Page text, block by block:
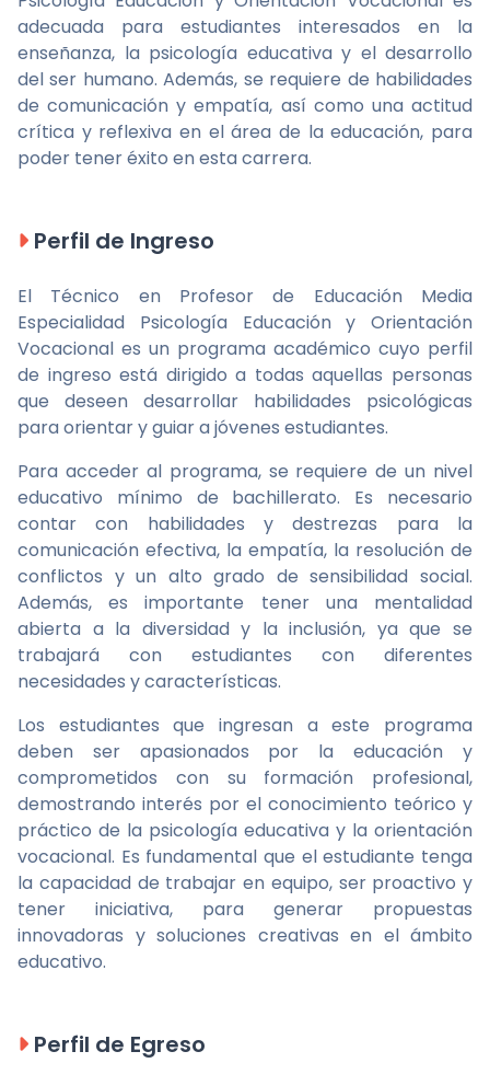
adecuada para estudiantes interesados en la
enseñanza, la psicología educativa y el desarrollo
del ser humano. Además, se requiere de habilidades
de comunicación y empatía, así como una actitud
crítica y reflexiva en el área de la educación, para
poder tener éxito en esta carrera.
Perfil de Ingreso
El Técnico en Profesor de Educación Media
Especialidad Psicología Educación y Orientación
Vocacional es un programa académico cuyo perfil
de ingreso está dirigido a todas aquellas personas
que deseen desarrollar habilidades psicológicas
para orientar y guiar a jóvenes estudiantes.
Para acceder al programa, se requiere de un nivel
educativo mínimo de bachillerato. Es necesario
contar con habilidades y destrezas para la
comunicación efectiva, la empatía, la resolución de
conflictos y un alto grado de sensibilidad social.
Además, es importante tener una mentalidad
abierta a la diversidad y la inclusión, ya que se
trabajará con estudiantes con diferentes
necesidades y características.
Los estudiantes que ingresan a este programa
deben ser apasionados por la educación y
comprometidos con su formación profesional,
demostrando interés por el conocimiento teórico y
práctico de la psicología educativa y la orientación
vocacional. Es fundamental que el estudiante tenga
la capacidad de trabajar en equipo, ser proactivo y
tener iniciativa, para generar propuestas
innovadoras y soluciones creativas en el ámbito
educativo.
Perfil de Egreso